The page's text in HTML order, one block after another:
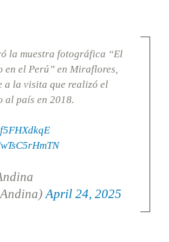
la muestra fotográfica “El
en el Perú” en Miraflores,
a la visita que realizó el
al país en 2018.
April 24, 2025